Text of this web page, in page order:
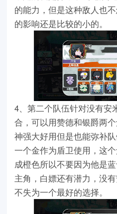
的能力，但是这种敌人也
的影响还是比较的小的。
4、第二个队伍针对没有安
合，可以用赞德和银爵两
神强大好用但是也能弥补
一个金作为盾卫使用，这
成橙色所以不要因为他是
主角，白嫖还有潜力，没
不失为一个最好的选择。